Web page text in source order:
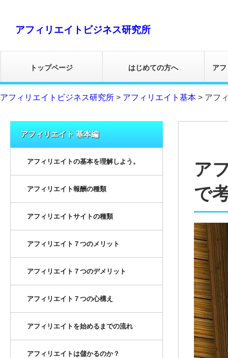
アフィリエイトビジネス研究所
トップページ はじめての方へ ア
アフィリエイトビジネス研究所 > アフィリエイト基本 > アフ
ア
で
アフィリエイト 基本編
アフィリエイトの基本を理解しよう。
アフィリエイト報酬の種類
アフィリエイトサイトの種類
アフィリエイト７つのメリット
アフィリエイト７つのデメリット
アフィリエイト７つの心構え
アフィリエイトを始めるまでの流れ
アフィリエイトは儲かるのか？